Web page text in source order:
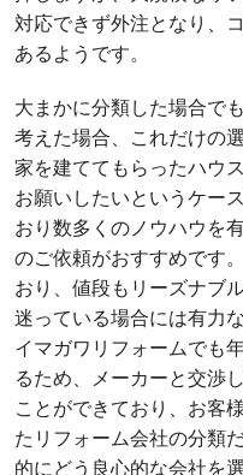
対応できず外注となり、
あるようです。
大まかに分類した場合で
考えた場合、これだけの
家を建ててもらったハウ
お願いしたいというケー
おり数多くのノウハウを
のご依頼がおすすめです
おり、値段もリーズナブ
迷っている場合には有力
イマガワリフォームでも
るため、メーカーと交渉
ことができており、お客
たリフォーム会社の分類
的にどう良心的な会社を